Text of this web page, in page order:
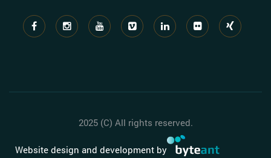
2025 (C) All rights reserved.
Website design and development by